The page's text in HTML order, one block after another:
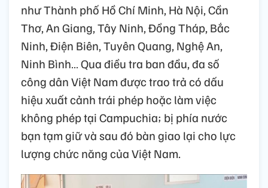
như Thành phố Hồ Chí Minh, Hà Nội, Cần
Thơ, An Giang, Tây Ninh, Đồng Tháp, Bắc
Ninh, Điện Biên, Tuyên Quang, Nghệ An,
Ninh Bình… Qua điều tra ban đầu, đa số
công dân Việt Nam được trao trả có dấu
hiệu xuất cảnh trái phép hoặc làm việc
không phép tại Campuchia; bị phía nước
bạn tạm giữ và sau đó bàn giao lại cho lực
lượng chức năng của Việt Nam.